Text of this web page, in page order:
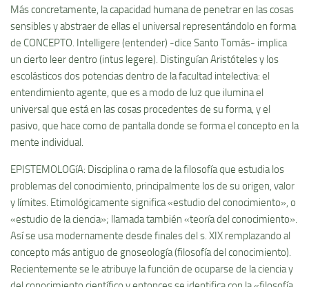
Más concretamente, la capacidad humana de penetrar en las cosas
sensibles y abstraer de ellas el universal representándolo en forma
de CONCEPTO. Intelligere (entender) -dice Santo Tomás- implica
un cierto leer dentro (intus legere). Distinguí­an Aristóteles y los
escolásticos dos potencias dentro de la facultad intelectiva: el
entendimiento agente, que es a modo de luz que ilumina el
universal que está en las cosas procedentes de su forma, y el
pasivo, que hace como de pantalla donde se forma el concepto en la
mente individual.
EPISTEMOLOGíA: Disciplina o rama de la filosofí­a que estudia los
problemas del conocimiento, principalmente los de su origen, valor
y lí­mites. Etimológicamente significa «estudio del conocimiento», o
«estudio de la ciencia»; llamada también «teorí­a del conocimiento».
Así­ se usa modernamente desde finales del s. XIX remplazando al
concepto más antiguo de gnoseologí­a (filosofí­a del conocimiento).
Recientemente se le atribuye la función de ocuparse de la ciencia y